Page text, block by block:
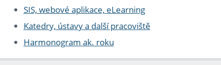
SIS, webové aplikace, eLearning
Katedry, ústavy a další pracoviště
Harmonogram ak. roku